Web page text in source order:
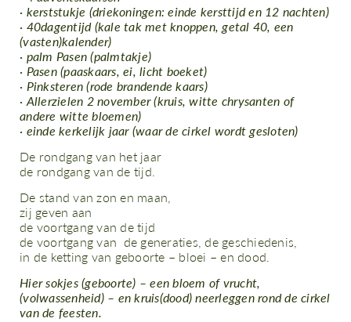
· kerststukje (driekoningen: einde kersttijd en 12 nachten)
· 40dagentijd (kale tak met knoppen, getal 40, een
(vasten)kalender)
· palm Pasen (palmtakje)
· Pasen (paaskaars, ei, licht boeket)
· Pinksteren (rode brandende kaars)
· Allerzielen 2 november (kruis, witte chrysanten of
andere witte bloemen)
· einde kerkelijk jaar (waar de cirkel wordt gesloten)
De rondgang van het jaar
de rondgang van de tijd.
De stand van zon en maan,
zij geven aan
de voortgang van de tijd
de voortgang van de generaties, de geschiedenis,
in de ketting van geboorte – bloei – en dood.
Hier sokjes (geboorte) – een bloem of vrucht,
(volwassenheid) – en kruis(dood) neerleggen rond de cirkel
van de feesten.